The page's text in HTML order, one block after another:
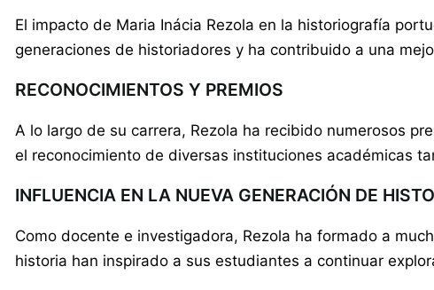
El impacto de Maria Inácia Rezola en la historiografía
generaciones de historiadores y ha contribuido a una
RECONOCIMIENTOS Y PREMIOS
A lo largo de su carrera, Rezola ha recibido numerosos
el reconocimiento de diversas instituciones académicas
INFLUENCIA EN LA NUEVA GENERACIÓN DE
Como docente e investigadora, Rezola ha formado a
historia han inspirado a sus estudiantes a continuar